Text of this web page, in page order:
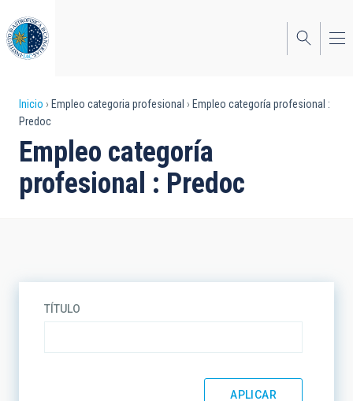
al
contenido
principal
Sobrescribir
enlaces
de
ayuda
Inicio Empleo categoria profesional
Empleo categoría profesional :
Predoc
Empleo categoría
profesional : Predoc
TÍTULO